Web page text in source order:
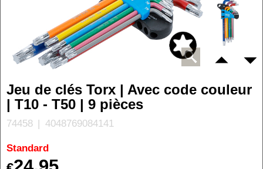
Jeu de clés Torx | Avec code couleur
| T10 - T50 | 9 pièces
74458 4048769084141
Standard